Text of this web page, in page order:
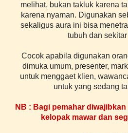
melihat, bukan takluk karena
karena nyaman. Digunakan
sekaligus aura ini bisa
tubuh dan
Cocok apabila digunakan
dimuka umum, presenter,
untuk menggaet klien,
untuk yang sedang
NB : Bagi pemahar diwajibkan
kelopak mawar dan